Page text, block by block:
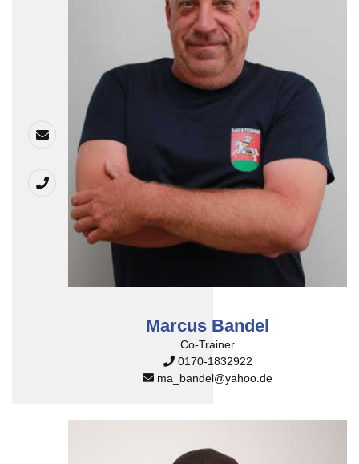
Marcus Bandel
Co-Trainer
0170-1832922
ma_bandel@yahoo.de